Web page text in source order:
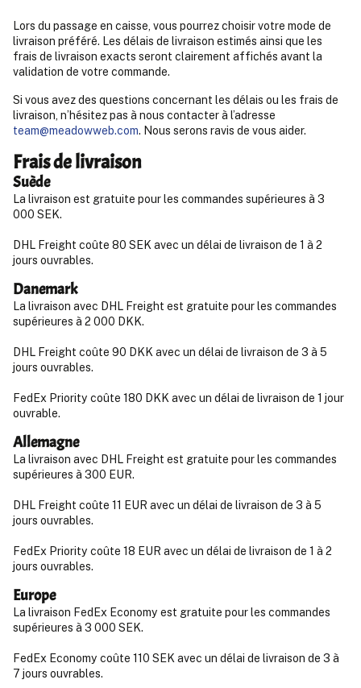
Lors du passage en caisse, vous pourrez choisir votre mode de
livraison préféré. Les délais de livraison estimés ainsi que les
frais de livraison exacts seront clairement affichés avant la
validation de votre commande.
Si vous avez des questions concernant les délais ou les frais de
livraison, n’hésitez pas à nous contacter à l’adresse
team@meadowweb.com. Nous serons ravis de vous aider.
Frais de livraison
Suède
La livraison est gratuite pour les commandes supérieures à 3
000 SEK.
DHL Freight coûte 80 SEK avec un délai de livraison de 1 à 2
jours ouvrables.
Danemark
La livraison avec DHL Freight est gratuite pour les commandes
supérieures à 2 000 DKK.
DHL Freight coûte 90 DKK avec un délai de livraison de 3 à 5
jours ouvrables.
FedEx Priority coûte 180 DKK avec un délai de livraison de 1 jour
ouvrable.
Allemagne
La livraison avec DHL Freight est gratuite pour les commandes
supérieures à 300 EUR.
DHL Freight coûte 11 EUR avec un délai de livraison de 3 à 5
jours ouvrables.
FedEx Priority coûte 18 EUR avec un délai de livraison de 1 à 2
jours ouvrables.
Europe
La livraison FedEx Economy est gratuite pour les commandes
supérieures à 3 000 SEK.
FedEx Economy coûte 110 SEK avec un délai de livraison de 3 à
7 jours ouvrables.